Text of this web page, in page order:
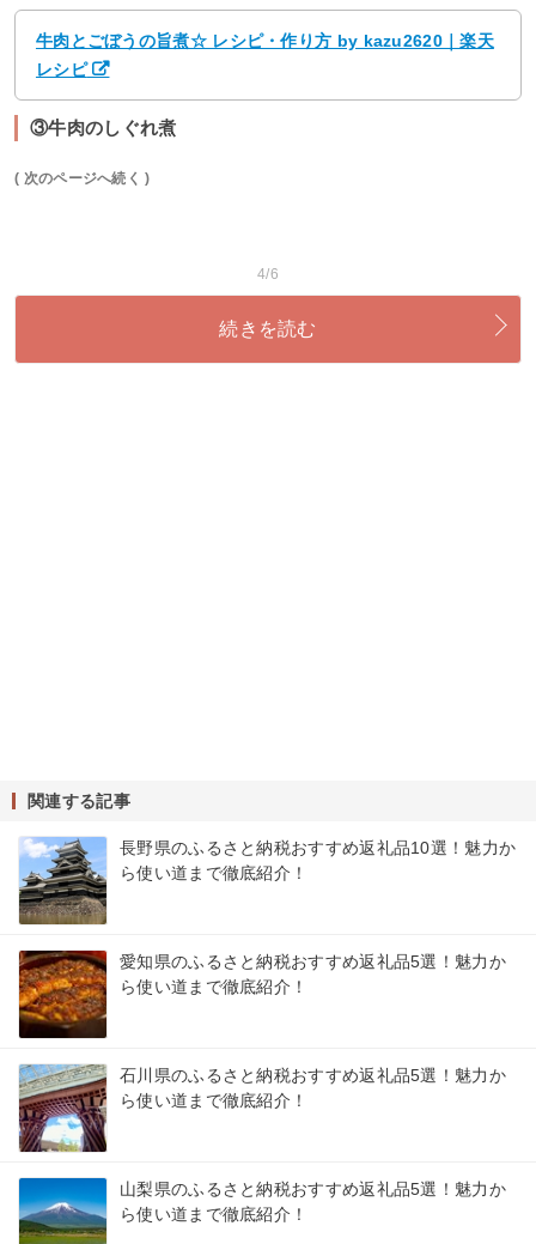
牛肉とごぼうの旨煮☆ レシピ・作り方 by kazu2620｜楽天
レシピ
③牛肉のしぐれ煮
( 次のページへ続く )
4/6
続きを読む
関連する記事
長野県のふるさと納税おすすめ返礼品10選！魅力か
ら使い道まで徹底紹介！
愛知県のふるさと納税おすすめ返礼品5選！魅力か
ら使い道まで徹底紹介！
石川県のふるさと納税おすすめ返礼品5選！魅力か
ら使い道まで徹底紹介！
山梨県のふるさと納税おすすめ返礼品5選！魅力か
ら使い道まで徹底紹介！